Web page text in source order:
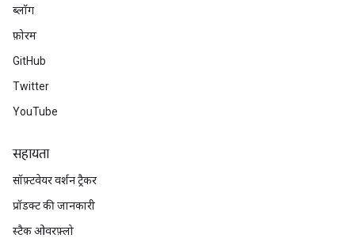
ब्लॉग
फ़ोरम
GitHub
Twitter
YouTube
सहायता
सॉफ़्टवेयर वर्शन ट्रैकर
प्रॉडक्ट की जानकारी
स्टैक ओवरफ़्लो